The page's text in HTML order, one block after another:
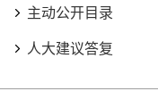
主动公开目录
人大建议答复